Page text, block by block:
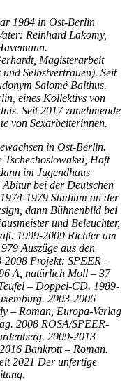
1984 in Ost-Berlin
Reinhard Lakomy,
Magisterarbeit
Selbstvertrauen). Seit
Salomé Balthus.
eines Kollektivs von
Seit 2017 zunehmende
von Sexarbeiterinnen.
in Ost-Berlin.
Tschechoslowakei, Haft
im Jugendhaus
bei der Deutschen
1979 Studium an der
dann Bühnenbild bei
und Beleuchter,
1999-2009 Richter am
Auszüge aus den
2008 Projekt: SPEER –
A, natürlich Moll – 37
– Doppel-CD. 1989-
2003-2006
– Roman, Europa-Verlag
2008 ROSA/SPEER-
2009-2013
Bankrott – Roman.
2021 Der unfertige